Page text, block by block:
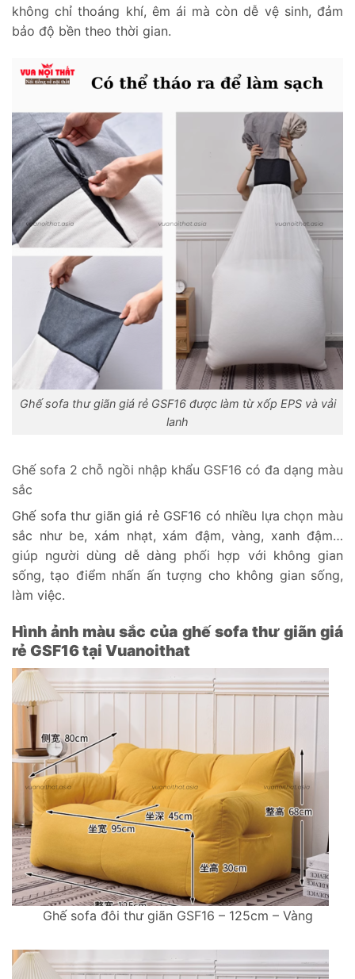
không chỉ thoáng khí, êm ái mà còn dễ vệ sinh, đảm
bảo độ bền theo thời gian.
Ghế sofa thư giãn giá rẻ GSF16 được làm từ xốp EPS và vải
lanh
Ghế sofa 2 chỗ ngồi nhập khẩu GSF16 có đa dạng màu
sắc
Ghế sofa thư giãn giá rẻ GSF16 có nhiều lựa chọn màu
sắc như be, xám nhạt, xám đậm, vàng, xanh đậm…
giúp người dùng dễ dàng phối hợp với không gian
sống, tạo điểm nhấn ấn tượng cho không gian sống,
làm việc.
Hình ảnh màu sắc của ghế sofa thư giãn giá
rẻ GSF16 tại Vuanoithat
Ghế sofa đôi thư giãn GSF16 – 125cm – Vàng